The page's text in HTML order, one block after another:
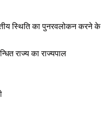
स्थिति का पुनरवलोकन करने के
राज्य का राज्यपाल